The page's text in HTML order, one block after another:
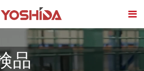
品